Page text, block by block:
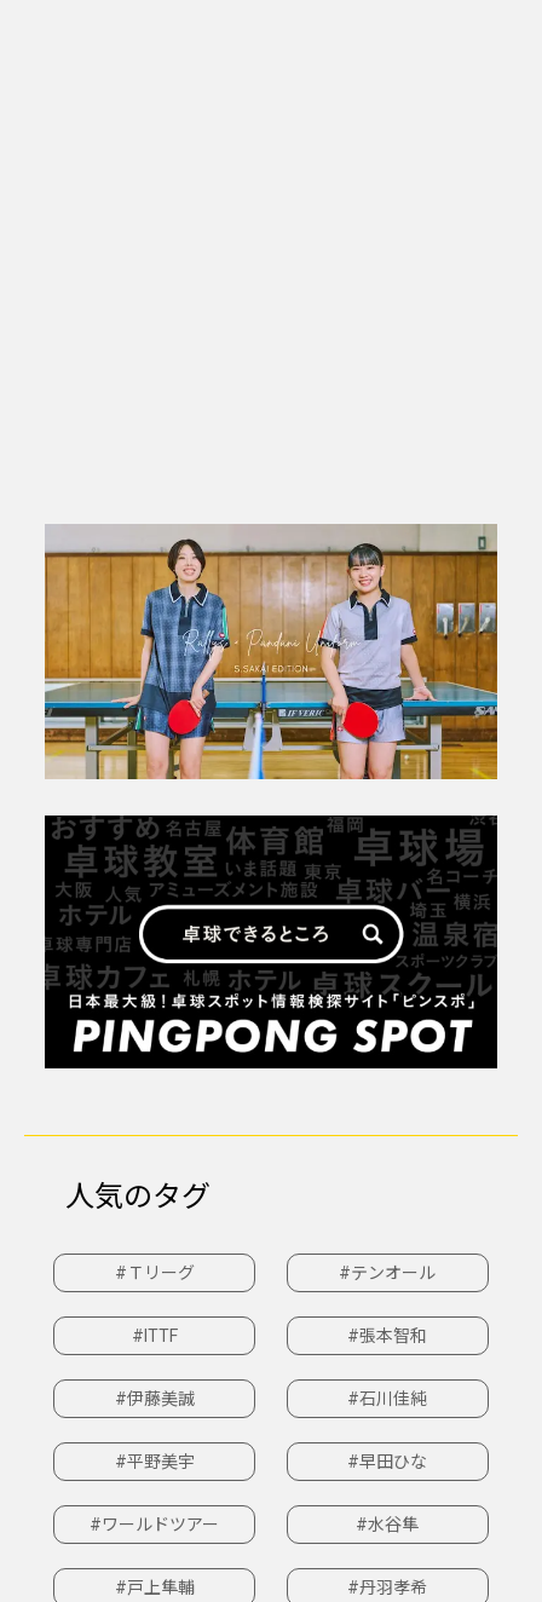
人気のタグ
#Ｔリーグ #テンオール
#ITTF #張本智和
#伊藤美誠 #石川佳純
#平野美宇 #早田ひな
#ワールドツアー #水谷隼
#戸上隼輔 #丹羽孝希